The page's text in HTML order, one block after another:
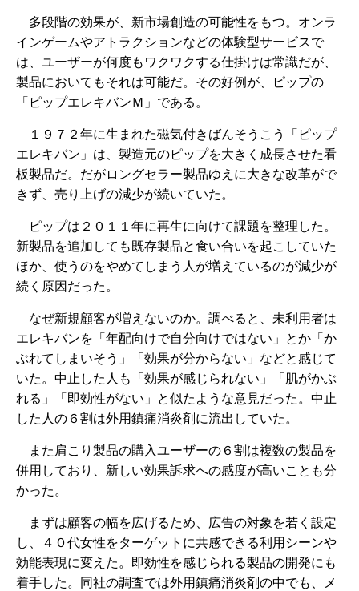
多段階の効果が、新市場創造の可能性をもつ。オンラ
インゲームやアトラクションなどの体験型サービスで
は、ユーザーが何度もワクワクする仕掛けは常識だが、
製品においてもそれは可能だ。その好例が、ピップの
「ピップエレキバンＭ」である。
１９７２年に生まれた磁気付きばんそうこう「ピップ
エレキバン」は、製造元のピップを大きく成長させた看
板製品だ。だがロングセラー製品ゆえに大きな改革がで
きず、売り上げの減少が続いていた。
ピップは２０１１年に再生に向けて課題を整理した。
新製品を追加しても既存製品と食い合いを起こしていた
ほか、使うのをやめてしまう人が増えているのが減少が
続く原因だった。
なぜ新規顧客が増えないのか。調べると、未利用者は
エレキバンを「年配向けで自分向けではない」とか「か
ぶれてしまいそう」「効果が分からない」などと感じて
いた。中止した人も「効果が感じられない」「肌がかぶ
れる」「即効性がない」と似たような意見だった。中止
した人の６割は外用鎮痛消炎剤に流出していた。
また肩こり製品の購入ユーザーの６割は複数の製品を
併用しており、新しい効果訴求への感度が高いことも分
かった。
まずは顧客の幅を広げるため、広告の対象を若く設定
し、４０代女性をターゲットに共感できる利用シーンや
効能表現に変えた。即効性を感じられる製品の開発にも
着手した。同社の調査では外用鎮痛消炎剤の中でも、メ